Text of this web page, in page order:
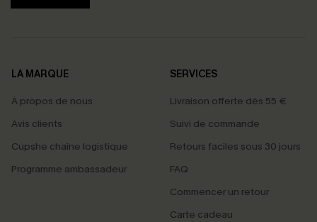
LA MARQUE
À propos de nous
Avis clients
Cupshe chaîne logistique
Programme ambassadeur
SERVICES
Livraison offerte dès 55 €
Suivi de commande
Retours faciles sous 30 jours
FAQ
Commencer un retour
Carte cadeau